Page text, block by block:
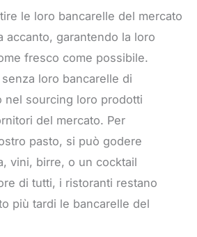
le loro bancarelle del mercato
accanto, garantendo la loro
fresco come possibile.
loro bancarelle di
nel sourcing loro prodotti
del mercato. Per
pasto, si può godere
vini, birre, o un cocktail
di tutti, i ristoranti restano
più tardi le bancarelle del